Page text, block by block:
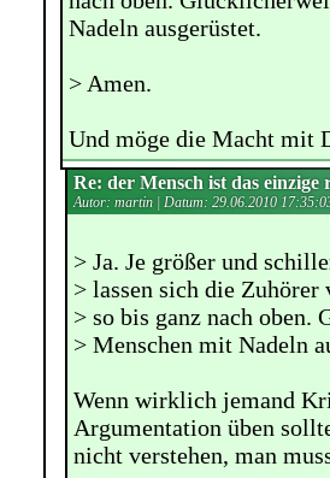
Nadeln ausgerüstet.
> Amen.
Und möge die Macht mit
Re: der Mensch ist das einzige
Autor: martin | Datum: 29.06.2010
> Ja. Je größer und
> lassen sich die
> so bis ganz nach
> Menschen mit Nadeln
Wenn wirklich jemand
Argumentation üben
nicht verstehen, man